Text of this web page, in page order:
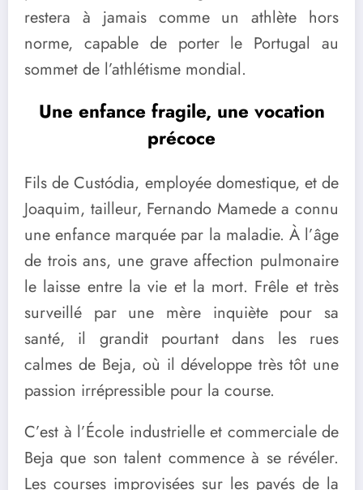
restera à jamais comme un athlète hors
norme, capable de porter le Portugal au
sommet de l’athlétisme mondial.
Une enfance fragile, une vocation
précoce
Fils de Custódia, employée domestique, et de
Joaquim, tailleur, Fernando Mamede a connu
une enfance marquée par la maladie. À l’âge
de trois ans, une grave affection pulmonaire
le laisse entre la vie et la mort. Frêle et très
surveillé par une mère inquiète pour sa
santé, il grandit pourtant dans les rues
calmes de Beja, où il développe très tôt une
passion irrépressible pour la course.
C’est à l’École industrielle et commerciale de
Beja que son talent commence à se révéler.
Les courses improvisées sur les pavés de la